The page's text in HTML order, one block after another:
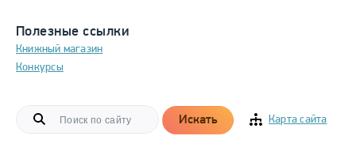
Полезные ссылки
Книжный магазин
Конкурсы
Искать Карта сайта